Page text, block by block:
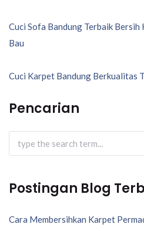
Navigasi
pos
Cuci Sofa Bandung Terbaik Bersih
Bau
Cuci Karpet Bandung Berkualitas
Pencarian
Search
for:
Postingan Blog
Cara Membersihkan Karpet